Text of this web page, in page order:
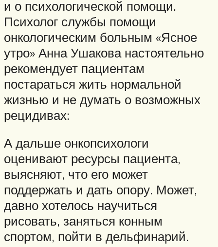
и о психологической помощи.
Психолог службы помощи
онкологическим больным «Ясное
утро» Анна Ушакова настоятельно
рекомендует пациентам
постараться жить нормальной
жизнью и не думать о возможных
рецидивах:
А дальше онкопсихологи
оценивают ресурсы пациента,
выясняют, что его может
поддержать и дать опору. Может,
давно хотелось научиться
рисовать, заняться конным
спортом, пойти в дельфинарий.